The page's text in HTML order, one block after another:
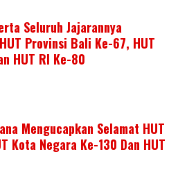
Seluruh Jajarannya
Provinsi Bali Ke-67, HUT
HUT RI Ke-80
Mengucapkan Selamat HUT
Kota Negara Ke-130 Dan HUT